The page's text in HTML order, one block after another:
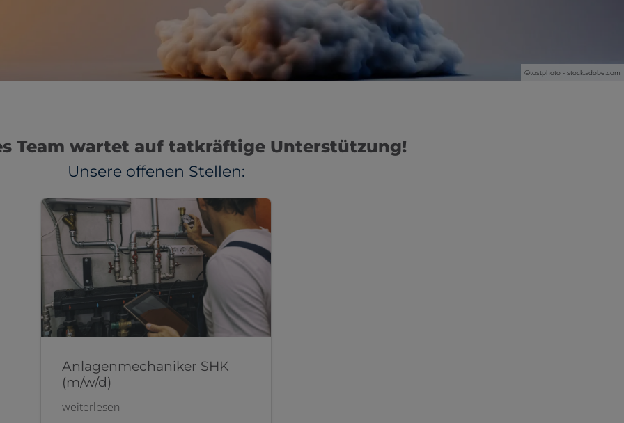
©tostphoto - stock.adobe.com
Team wartet auf tatkräftige Unterstützung!
Unsere offenen Stellen:
Anlagenmechaniker SHK
(m/w/d)
weiterlesen